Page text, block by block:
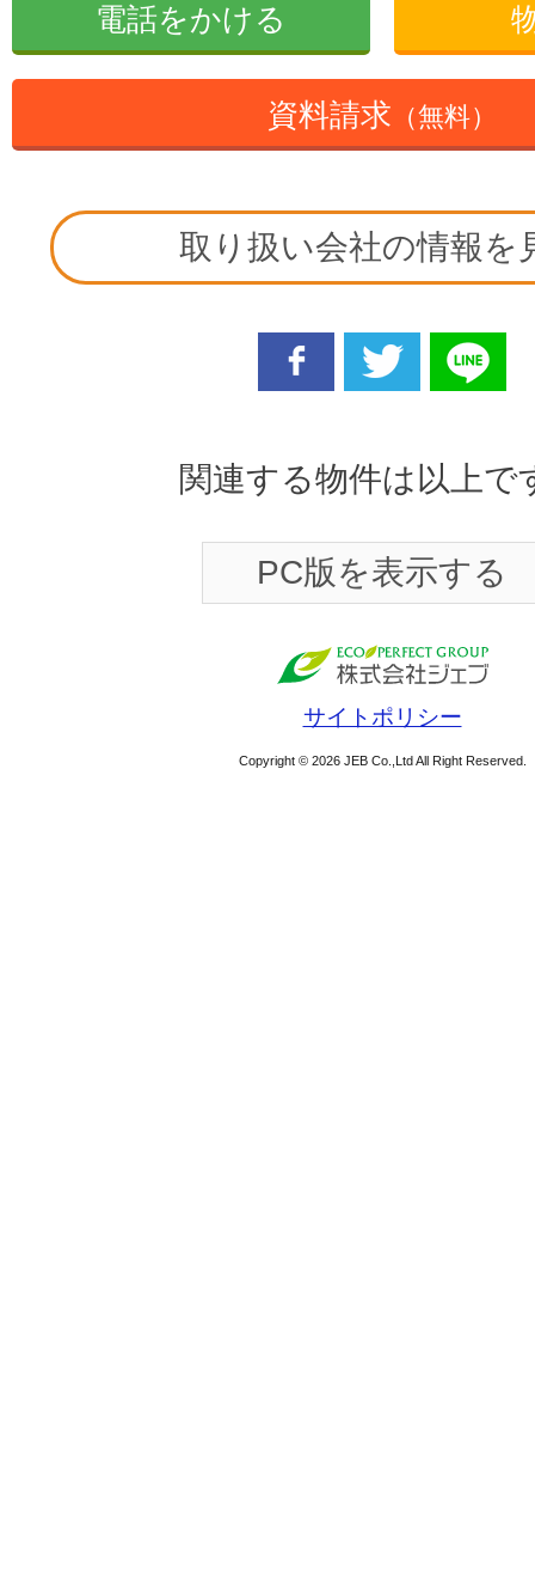
電話をかける
資料請求 （無料）
取り扱い会社の情報を
関連する物件は以上で
PC版を表示する
サイトポリシー
Copyright © 2026 JEB Co.,Ltd All Right Reserved.